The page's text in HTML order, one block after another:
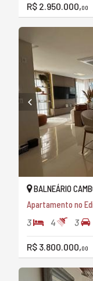
R$ 2.950.000,00
BALNEÁRIO
Apartamento no
3 4 3
R$ 3.800.000,00